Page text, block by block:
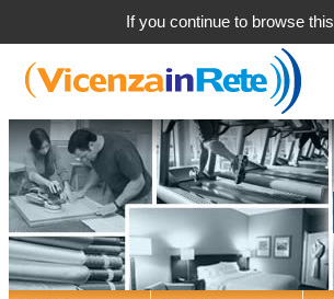
If you continue to browse